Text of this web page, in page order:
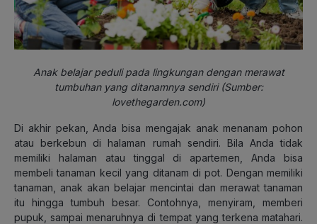
Anak belajar peduli pada lingkungan dengan merawat
tumbuhan yang ditanamnya sendiri (Sumber:
lovethegarden.com)
Di akhir pekan, Anda bisa mengajak anak menanam pohon
atau berkebun di halaman rumah sendiri. Bila Anda tidak
memiliki halaman atau tinggal di apartemen, Anda bisa
membeli tanaman kecil yang ditanam di pot. Dengan memiliki
tanaman, anak akan belajar mencintai dan merawat tanaman
itu hingga tumbuh besar. Contohnya, menyiram, memberi
pupuk, sampai menaruhnya di tempat yang terkena matahari.